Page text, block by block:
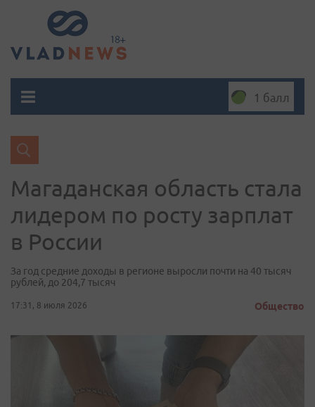
1 балл
Магаданская область стала
лидером по росту зарплат
в России
За год средние доходы в регионе выросли почти на 40 тысяч
рублей, до 204,7 тысяч
17:31, 8 июля 2026 Общество